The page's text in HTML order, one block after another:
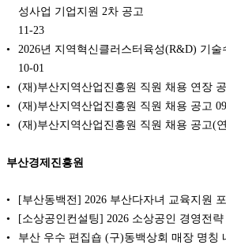
성사업 기업지원 2차 공고
11-23
2026년 지역혁신클러스터육성(R&D) 기
10-01
(재)부산지역산업진흥원 직원 채용 연장
(재)부산지역산업진흥원 직원 채용 공고
(재)부산지역산업진흥원 직원 채용 공고(
부산경제진흥원
[부산동백전] 2026 부산다자녀 교육지원
[소상공인컨설팅] 2026 소상공인 경영전
부산 우수 편집숍 (구)동백상회 매장 명칭